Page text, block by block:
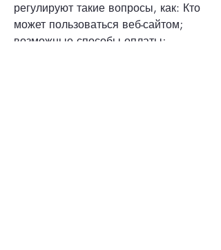
регулируют такие вопросы, как: Кто
может пользоваться веб-сайтом;
возможные способы оплаты;